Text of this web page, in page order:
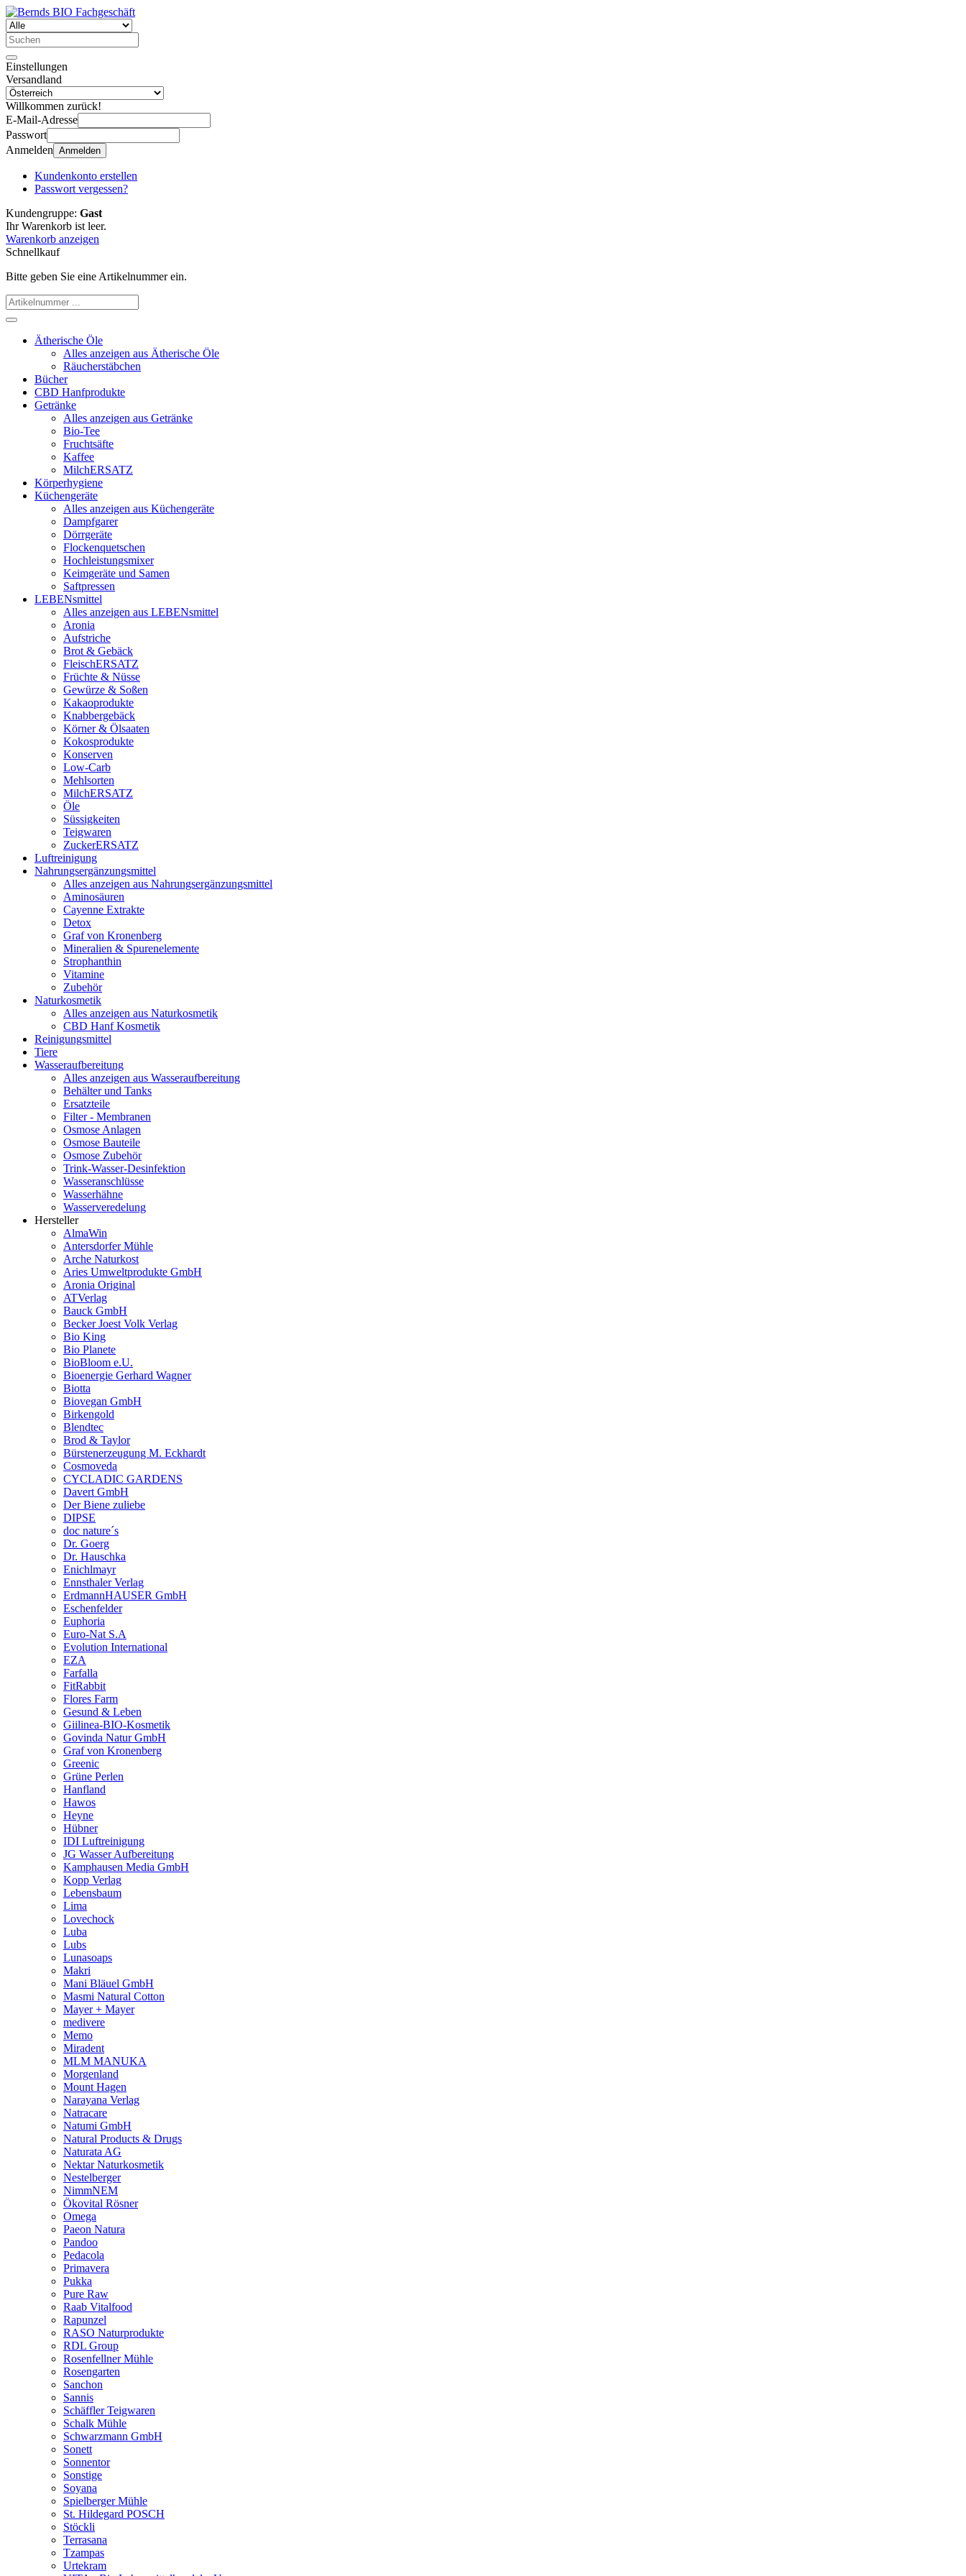
Einstellungen
Versandland
Willkommen zurück!
E-Mail-Adresse
Passwort
Anmelden Anmelden
Kundenkonto erstellen
Passwort vergessen?
Kundengruppe: Gast
Ihr Warenkorb ist leer.
Warenkorb anzeigen
Schnellkauf
Bitte geben Sie eine Artikelnummer ein.
Ätherische Öle
Alles anzeigen aus Ätherische Öle
Räucherstäbchen
Bücher
CBD Hanfprodukte
Getränke
Alles anzeigen aus Getränke
Bio-Tee
Fruchtsäfte
Kaffee
MilchERSATZ
Körperhygiene
Küchengeräte
Alles anzeigen aus Küchengeräte
Dampfgarer
Dörrgeräte
Flockenquetschen
Hochleistungsmixer
Keimgeräte und Samen
Saftpressen
LEBENsmittel
Alles anzeigen aus LEBENsmittel
Aronia
Aufstriche
Brot & Gebäck
FleischERSATZ
Früchte & Nüsse
Gewürze & Soßen
Kakaoprodukte
Knabbergebäck
Körner & Ölsaaten
Kokosprodukte
Konserven
Low-Carb
Mehlsorten
MilchERSATZ
Öle
Süssigkeiten
Teigwaren
ZuckerERSATZ
Luftreinigung
Nahrungsergänzungsmittel
Alles anzeigen aus Nahrungsergänzungsmittel
Aminosäuren
Cayenne Extrakte
Detox
Graf von Kronenberg
Mineralien & Spurenelemente
Strophanthin
Vitamine
Zubehör
Naturkosmetik
Alles anzeigen aus Naturkosmetik
CBD Hanf Kosmetik
Reinigungsmittel
Tiere
Wasseraufbereitung
Alles anzeigen aus Wasseraufbereitung
Behälter und Tanks
Ersatzteile
Filter - Membranen
Osmose Anlagen
Osmose Bauteile
Osmose Zubehör
Trink-Wasser-Desinfektion
Wasseranschlüsse
Wasserhähne
Wasserveredelung
Hersteller
AlmaWin
Antersdorfer Mühle
Arche Naturkost
Aries Umweltprodukte GmbH
Aronia Original
ATVerlag
Bauck GmbH
Becker Joest Volk Verlag
Bio King
Bio Planete
BioBloom e.U.
Bioenergie Gerhard Wagner
Biotta
Biovegan GmbH
Birkengold
Blendtec
Brod & Taylor
Bürstenerzeugung M. Eckhardt
Cosmoveda
CYCLADIC GARDENS
Davert GmbH
Der Biene zuliebe
DIPSE
doc nature´s
Dr. Goerg
Dr. Hauschka
Enichlmayr
Ennsthaler Verlag
ErdmannHAUSER GmbH
Eschenfelder
Euphoria
Euro-Nat S.A
Evolution International
EZA
Farfalla
FitRabbit
Flores Farm
Gesund & Leben
Giilinea-BIO-Kosmetik
Govinda Natur GmbH
Graf von Kronenberg
Greenic
Grüne Perlen
Hanfland
Hawos
Heyne
Hübner
IDI Luftreinigung
JG Wasser Aufbereitung
Kamphausen Media GmbH
Kopp Verlag
Lebensbaum
Lima
Lovechock
Luba
Lubs
Lunasoaps
Makri
Mani Bläuel GmbH
Masmi Natural Cotton
Mayer + Mayer
medivere
Memo
Miradent
MLM MANUKA
Morgenland
Mount Hagen
Narayana Verlag
Natracare
Natumi GmbH
Natural Products & Drugs
Naturata AG
Nektar Naturkosmetik
Nestelberger
NimmNEM
Ökovital Rösner
Omega
Paeon Natura
Pandoo
Pedacola
Primavera
Pukka
Pure Raw
Raab Vitalfood
Rapunzel
RASO Naturprodukte
RDL Group
Rosenfellner Mühle
Rosengarten
Sanchon
Sannis
Schäffler Teigwaren
Schalk Mühle
Schwarzmann GmbH
Sonett
Sonnentor
Sonstige
Soyana
Spielberger Mühle
St. Hildegard POSCH
Stöckli
Terrasana
Tzampas
Urtekram